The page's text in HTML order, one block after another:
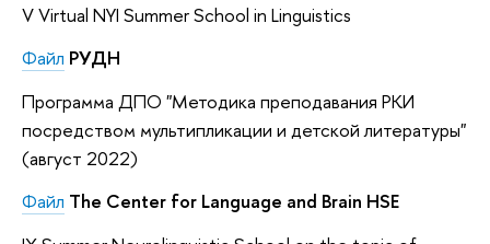
V Virtual NYI Summer School in Linguistics
Файл РУДН
Программа ДПО "Методика преподавания РКИ
посредством мультипликации и детской литературы"
(август 2022)
Файл The Center for Language and Brain HSE